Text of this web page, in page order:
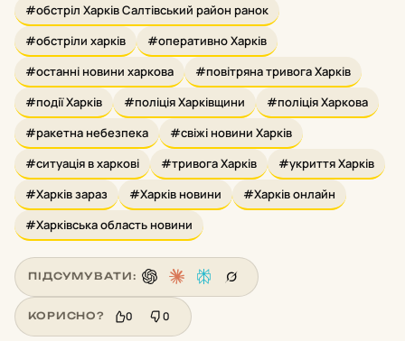
#обстріл Харків Салтівський район ранок
#обстріли харків
#оперативно Харків
#останні новини харкова
#повітряна тривога Харків
#події Харків
#поліція Харківщини
#поліція Харкова
#ракетна небезпека
#свіжі новини Харків
#ситуація в харкові
#тривога Харків
#укриття Харків
#Харків зараз
#Харків новини
#Харків онлайн
#Харківська область новини
ПІДСУМУВАТИ:
КОРИСНО? 0 0